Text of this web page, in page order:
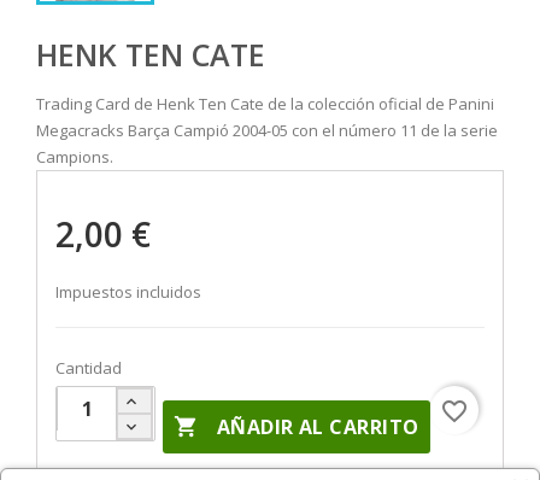
HENK TEN CATE
Trading Card de Henk Ten Cate de la colección oficial de Panini
Megacracks Barça Campió 2004-05 con el número 11 de la serie
Campions.
2,00 €
Impuestos incluidos
Cantidad
 AÑADIR AL CARRITO
favorite_border